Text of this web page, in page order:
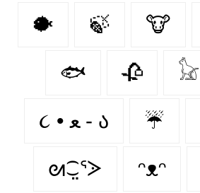
🐡 🍃 🐮
🐟 🥀 𓃠
૮ • ﻌ - ა⁩ ☔
ᘛ⁐̤ᕐᐷ ᵔᴥᵔ